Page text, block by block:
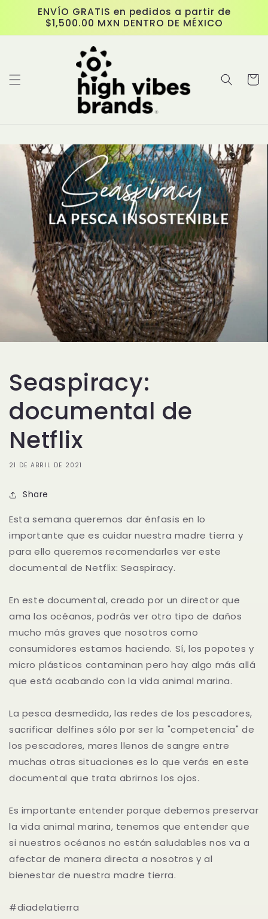
directamente
al contenido
ENVÍO GRATIS en pedidos a partir de
$1,500.00 MXN DENTRO DE MÉXICO
Carrito
Seaspiracy:
documental de
Netflix
21 DE ABRIL DE 2021
Share
Esta semana queremos dar énfasis en lo
importante que es cuidar nuestra madre tierra y
para ello queremos recomendarles ver este
documental de Netflix: Seaspiracy.
En este documental, creado por un director que
ama los océanos, podrás ver otro tipo de daños
mucho más graves que nosotros como
consumidores estamos haciendo. Sí, los popotes y
micro plásticos contaminan pero hay algo más allá
que está acabando con la vida animal marina.
La pesca desmedida, las redes de los pescadores,
sacrificar delfines sólo por ser la "competencia" de
los pescadores, mares llenos de sangre entre
muchas otras situaciones es lo que verás en este
documental que trata abrirnos los ojos.
Es importante entender porque debemos preservar
la vida animal marina, tenemos que entender que
si nuestros océanos no están saludables nos va a
afectar de manera directa a nosotros y al
bienestar de nuestra madre tierra.
#diadelatierra